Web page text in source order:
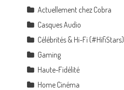
Actuellement chez Cobra
Casques Audio
Célébrités & Hi-Fi (#HifiStars)
Gaming
Haute-Fidélité
Home Cinéma